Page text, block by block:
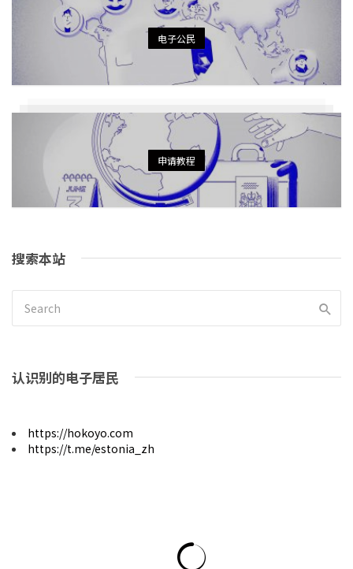
电子公民
申请教程
搜索本站
认识别的电子居民
https://hokoyo.com
https://t.me/estonia_zh